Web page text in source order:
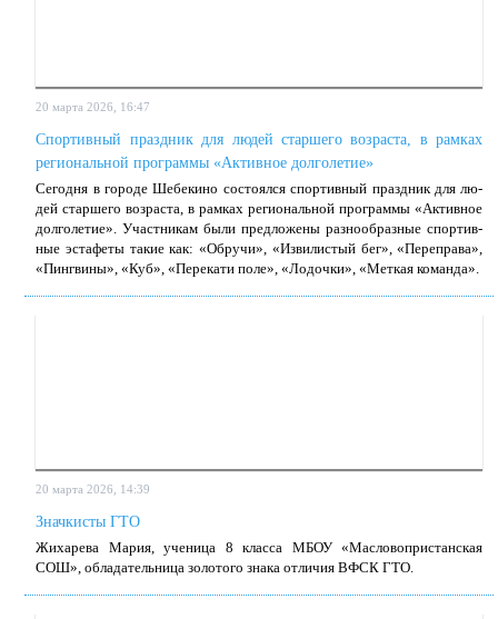
20 марта 2026, 16:47
Спортивный праздник для людей старшего возраста, в рамках
региональной программы «Активное долголетие»
Се­го­дня в го­ро­де Ше­бе­ки­но со­сто­ял­ся спор­тив­ный празд­ник для лю­
дей стар­ше­го воз­рас­та, в рам­ках ре­гио­наль­ной про­грам­мы «Ак­тив­ное
дол­го­ле­тие». Участ­ни­кам бы­ли пред­ло­же­ны раз­но­об­раз­ные спор­тив­
ные эс­та­фе­ты та­кие как: «Об­ру­чи», «Из­ви­ли­стый бег», «Пе­ре­пра­ва»,
«Пинг­ви­ны», «Куб», «Пе­ре­ка­ти по­ле», «Ло­доч­ки», «Мет­кая ко­ман­да».
20 марта 2026, 14:39
Значкисты ГТО
Жи­ха­ре­ва Ма­рия, уче­ни­ца 8 клас­са МБОУ «Мас­ло­во­при­стан­ская
СОШ», об­ла­да­тель­ни­ца зо­ло­то­го зна­ка от­ли­чия ВФСК ГТО.